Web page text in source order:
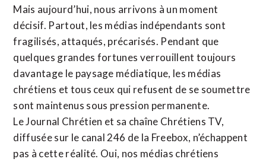
Mais aujourd’hui, nous arrivons à un moment
décisif. Partout, les médias indépendants sont
fragilisés, attaqués, précarisés. Pendant que
quelques grandes fortunes verrouillent toujours
davantage le paysage médiatique, les médias
chrétiens et tous ceux qui refusent de se soumettre
sont maintenus sous pression permanente.
Le Journal Chrétien et sa chaîne Chrétiens TV,
diffusée sur le canal 246 de la Freebox, n’échappent
pas à cette réalité. Oui, nos médias chrétiens